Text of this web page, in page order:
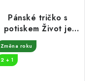
Pánské tričko s
potiskem Život je
hra
Změna roku
2 + 1